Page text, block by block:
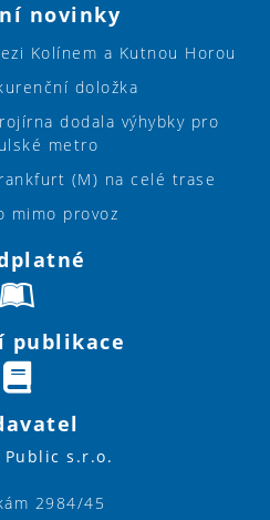
novinky
Kolínem a Kutnou Horou
doložka
dodala výhybky pro
metro
(M) na celé trase
mimo provoz
publikace
Public s.r.o.
2984/45